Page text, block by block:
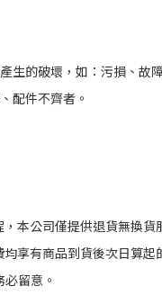
生的破壞，如：污損、故
配件不齊者。
本公司僅提供退貨無換
均享有商品到貨後次日算
留意。